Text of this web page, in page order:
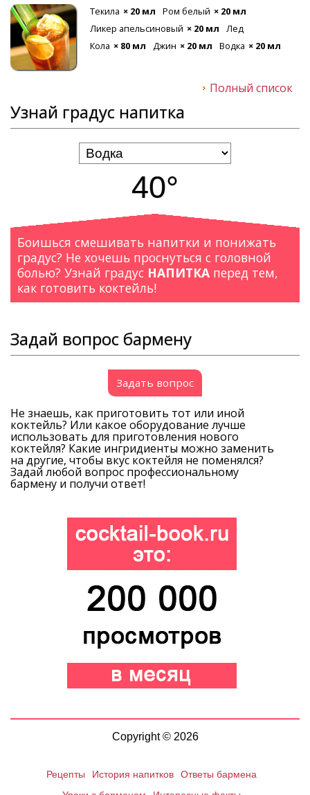
Текила × 20 мл Ром белый × 20 мл
Ликер апельсиновый × 20 мл
Лед
Кола × 80 мл Джин × 20 мл Водка × 20 мл
Полный список
Узнай градус напитка
40°
Боишься смешивать напитки и понижать
градус? Не хочешь проснуться с головной
болью? Узнай градус НАПИТКА перед тем,
как готовить коктейль!
Задай вопрос бармену
Задать вопрос
Не знаешь, как приготовить тот или иной
коктейль? Или какое оборудование лучше
использовать для приготовления нового
коктейля? Какие ингридиенты можно заменить
на другие, чтобы вкус коктейля не поменялся?
Задай любой вопрос профессиональному
бармену и получи ответ!
Copyright © 2026
Рецепты История напитков
Ответы бармена